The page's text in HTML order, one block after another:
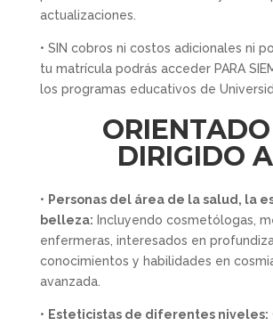
actualizaciones.
• SIN cobros ni costos adicionales ni
tu matrícula podrás acceder PARA
los programas educativos de
DIRIGIDO
• Personas del área de la salud, la
belleza: Incluyendo cosmetólogas,
enfermeras, interesados en
conocimientos y habilidades en
avanzada.
• Esteticistas de diferentes niveles: